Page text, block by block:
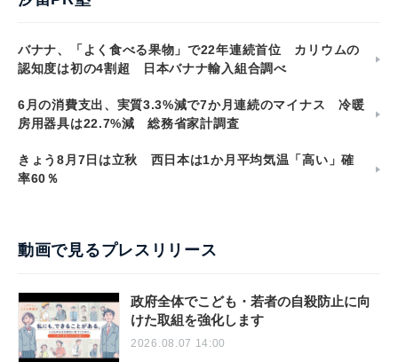
バナナ、「よく食べる果物」で22年連続首位 カリウムの
認知度は初の4割超 日本バナナ輸入組合調べ
6月の消費支出、実質3.3%減で7か月連続のマイナス 冷暖
房用器具は22.7%減 総務省家計調査
きょう8月7日は立秋 西日本は1か月平均気温「高い」確
率60％
動画で見るプレスリリース
政府全体でこども・若者の自殺防止に向
けた取組を強化します
2026.08.07 14:00